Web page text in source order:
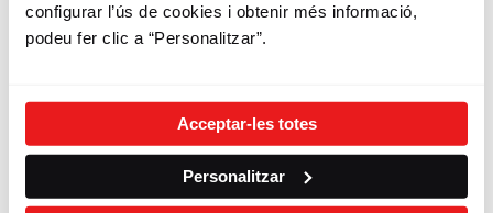
configurar l’ús de cookies i obtenir més informació,
podeu fer clic a “Personalitzar”.
Acceptar-les totes
Personalitzar
Gaudeix dels teus desplaçaments
Circula amb respecte i civisme
Barcelona